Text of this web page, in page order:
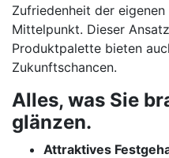
Zufriedenheit der
Mittelpunkt. Dieser
Produktpalette bieten
Zukunftschancen.
Alles, was Sie
glänzen.
Attraktives